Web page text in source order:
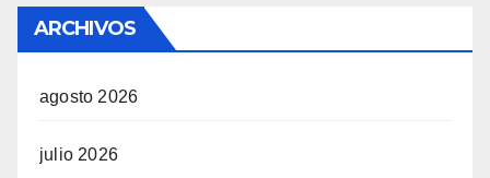
ARCHIVOS
agosto 2026
julio 2026